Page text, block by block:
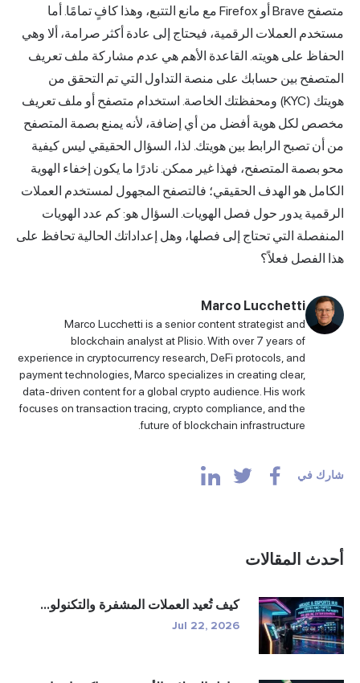
متصفح Brave أو Firefox مع مانع التتبع، وهذا كافٍ تمامًا. أما
مستخدم العملات الرقمية، فيحتاج إلى عادة أكثر صرامة، ألا وهي
الحفاظ على هويته. القاعدة الأهم هي عدم مشاركة ملف تعريف
المتصفح بين حسابك على منصة التداول التي تم التحقق من
هويتك (KYC) ومحفظتك الخاصة. استخدام متصفح أو ملف تعريف
مخصص لكل هوية أفضل من أي إضافة، لأنه يمنع بصمة المتصفح
من أن تصبح الرابط بين هويتك. لذا، السؤال الحقيقي ليس كيفية
محو بصمة المتصفح، فهذا غير ممكن. نادرًا ما يكون إخفاء الهوية
الكامل هو الهدف الحقيقي؛ فالتصفح المجهول لمستخدم العملات
الرقمية يدور حول فصل الهويات. السؤال هو: كم عدد الهويات
المنفصلة التي تحتاج إلى فصلها، وهل إعداداتك الحالية تحافظ على
هذا الفصل فعلاً؟
Marco Lucchetti
Marco Lucchetti is a senior content strategist and
blockchain analyst at Plisio. With over 7 years of
experience in cryptocurrency research, DeFi protocols, and
payment technologies, Marco specializes in creating clear,
data-driven content for a global crypto audience. His work
focuses on transaction tracing, crypto compliance, and the
future of blockchain infrastructure.
شارك في
أحدث المقالات
كيف تُعيد العملات المشفرة والتكنولو...
Jul 22, 2026